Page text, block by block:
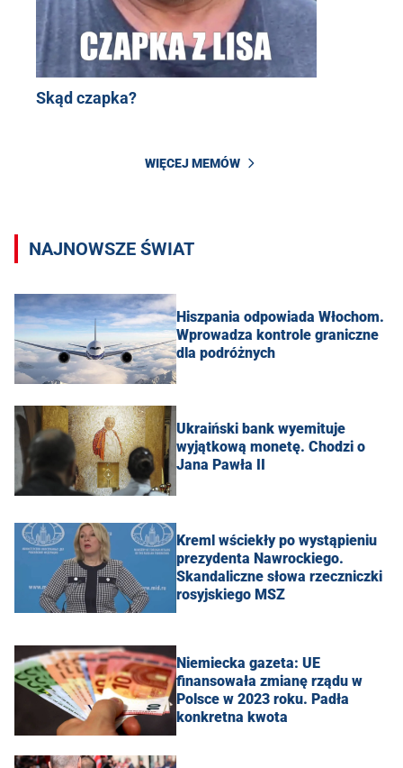
Skąd czapka?
WIĘCEJ MEMÓW
NAJNOWSZE ŚWIAT
Hiszpania odpowiada Włochom.
Wprowadza kontrole graniczne
dla podróżnych
Ukraiński bank wyemituje
wyjątkową monetę. Chodzi o
Jana Pawła II
Kreml wściekły po wystąpieniu
prezydenta Nawrockiego.
Skandaliczne słowa rzeczniczki
rosyjskiego MSZ
Niemiecka gazeta: UE
finansowała zmianę rządu w
Polsce w 2023 roku. Padła
konkretna kwota